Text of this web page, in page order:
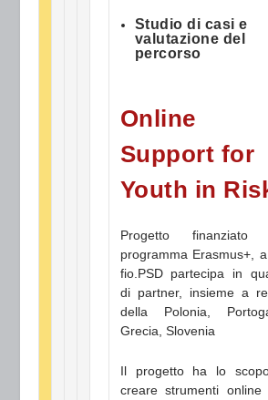
Studio di casi e
valutazione del
percorso
Online
Support for
Youth in
Progetto finanziato
programma Erasmus+,
fio.PSD partecipa in
di partner, insieme a
della Polonia,
Grecia, Slovenia
Il progetto ha lo
creare strumenti online